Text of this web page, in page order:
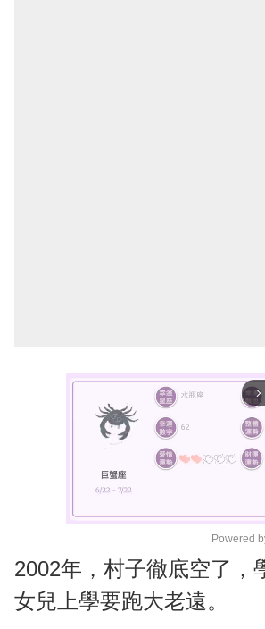
arrow_forward_ios
Powered
2002年，村子徹底空了，
女兒上學要跑大老遠。